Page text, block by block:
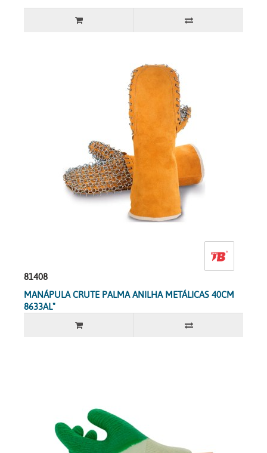
81408
MANÁPULA CRUTE PALMA ANILHA METÁLICAS 40CM
8633AL"